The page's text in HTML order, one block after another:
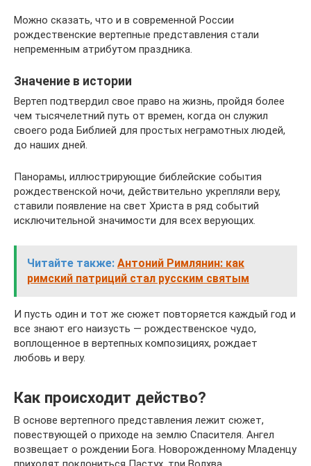
Можно сказать, что и в современной России
рождественские вертепные представления стали
непременным атрибутом праздника.
Значение в истории
Вертеп подтвердил свое право на жизнь, пройдя более
чем тысячелетний путь от времен, когда он служил
своего рода Библией для простых неграмотных людей,
до наших дней.
Панорамы, иллюстрирующие библейские события
рождественской ночи, действительно укрепляли веру,
ставили появление на свет Христа в ряд событий
исключительной значимости для всех верующих.
Читайте также: Антоний Римлянин: как
римский патриций стал русским святым
И пусть один и тот же сюжет повторяется каждый год и
все знают его наизусть — рождественское чудо,
воплощенное в вертепных композициях, рождает
любовь и веру.
Как происходит действо?
В основе вертепного представления лежит сюжет,
повествующей о приходе на землю Спасителя. Ангел
возвещает о рождении Бога. Новорожденному Младенцу